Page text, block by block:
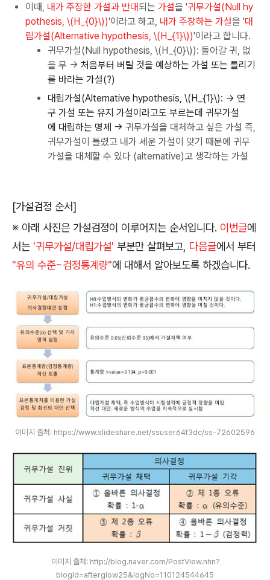
이때, 내가 주장한 가설과 반대되는 가설을 '귀무가설(Null hy
pothesis, \(H_{0}\))'이라고 하고, 내가 주장하는 가설을 '대
립가설(Alternative hypothesis, \(H_{1}\))'이라고 합니다.
귀무가설(Null hypothesis, \(H_{0}\)): 돌아갈 귀, 없
을 무 → 처음부터 버릴 것을 예상하는 가설 또는 틀리기
를 바라는 가설(?)
대립가설(Alternative hypothesis, \(H_{1}\): → 연
구 가설 또는 유지 가설이라고도 부르는데 귀무가설
에 대립하는 명제 → 귀무가설을 대체하고 싶은 가설 즉,
귀무가설이 틀렸고 내가 세운 가설이 맞기 때문에 귀무
가설을 대체할 수 있다 (alternative)고 생각하는 가설
[가설검정 순서]
※ 아래 사진은 가설검정이 이루어지는 순서입니다. 이번글에
서는 '귀무가설/대립가설' 부분만 살펴보고, 다음글에서 부터
"유의 수준~검정통계량"에 대해서 알아보도록 하겠습니다.
이미지 출처: https://www.slideshare.net/ssuser64f3dc/ss-72602596
이미지 출처: http://blog.naver.com/PostView.nhn?
blogId=afterglow25&logNo=110124544645